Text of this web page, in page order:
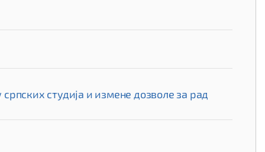
студија и измене дозволе за рад